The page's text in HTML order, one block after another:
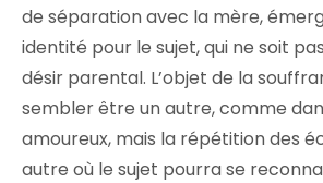
de séparation avec la mère,
identité pour le sujet, qui ne soit
désir parental. L’objet de la
sembler être un autre, comme
amoureux, mais la répétition des
autre où le sujet pourra se